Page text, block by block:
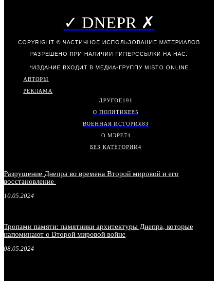
✓ DNEPR ✗
COPYRIGHT © ЧАСТИЧНОЕ ИСПОЛЬЗОВАНИЕ МАТЕРИАЛОВ
РАЗРЕШЕНО ПРИ НАЛИЧИИ ГИПЕРССЫЛКИ НА НАС.
*ИЗДАНИЕ ВХОДИТ В МЕДИА-ГРУППУ MISTO ONLINE
АВТОРЫ
РЕКЛАМА
ДРУГОЕ191
О ПОЛИТИКЕ85
ВОЕННАЯ ИСТОРИЯ83
О МЭРЕ74
БЕЗ КАТЕГОРИИ4
Разрушение Днепра во времена Второй мировой и его
восстановление
10.05.2024
Тропами памяти: памятники архитектуры Днепра, которые
напоминают о Второй мировой войне
08.05.2024